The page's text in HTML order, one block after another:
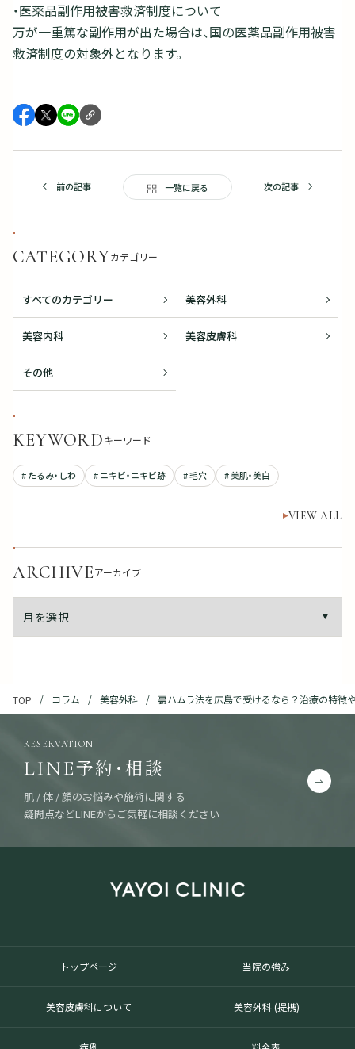
・医薬品副作用被害救済制度について
万が一重篤な副作用が出た場合は、国の医薬品副作用被害
救済制度の対象外となります。
前の記事 一覧に戻る 次の記事
CATEGORYカテゴリー
すべてのカテゴリー 美容外科
美容内科 美容皮膚科
その他
KEYWORDキーワード
# たるみ・しわ # ニキビ・ニキビ跡 # 毛穴 # 美肌・美白
VIEW ALL
ARCHIVEアーカイブ
TOP コラム 美容外科 裏ハムラ法を広島で受けるなら？治療の特徴
LINE予約・相談
RESERVATION
肌 / 体 / 顔のお悩みや施術に関する
疑問点などLINEからご気軽に相談ください
トップページ 当院の強み
美容皮膚科について 美容外科 (提携)